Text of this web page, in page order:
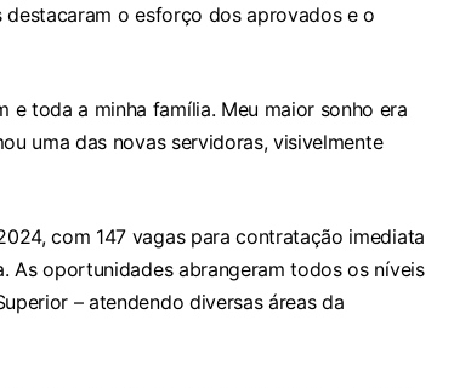
o esforço dos aprovados e o
e toda a minha família. Meu maior sonho era
uma das novas servidoras, visivelmente
com 147 vagas para contratação imediata
As oportunidades abrangeram todos os níveis
– atendendo diversas áreas da